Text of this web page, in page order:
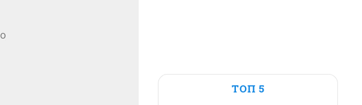
ТОП 5